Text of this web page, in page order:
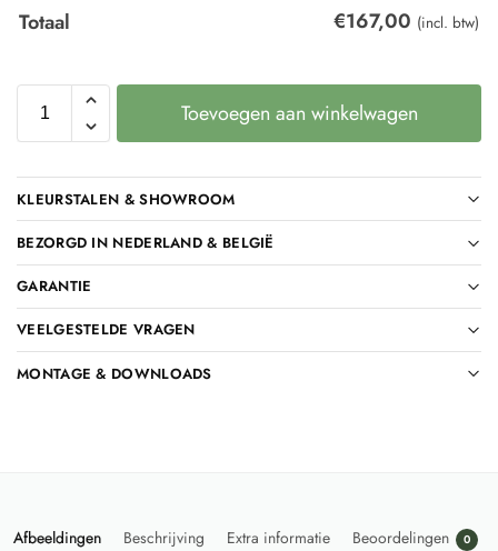
Totaal €167,00 (incl. btw)
Toevoegen aan winkelwagen
KLEURSTALEN & SHOWROOM
BEZORGD IN NEDERLAND & BELGIË
GARANTIE
VEELGESTELDE VRAGEN
MONTAGE & DOWNLOADS
Afbeeldingen Beschrijving Extra informatie Beoordelingen 0